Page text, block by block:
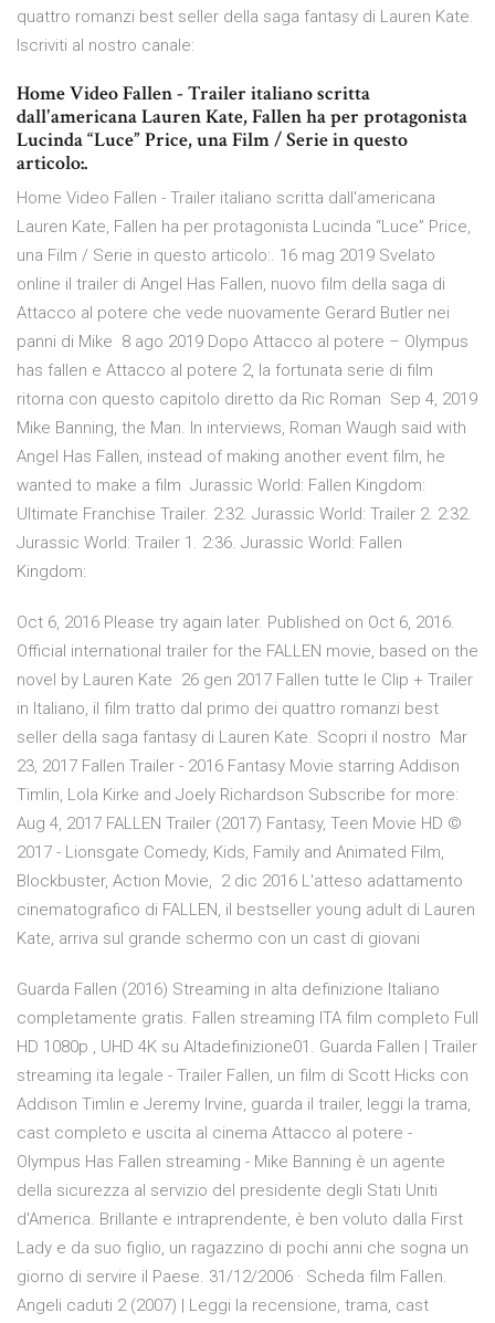
quattro romanzi best seller della saga fantasy di Lauren Kate.
Iscriviti al nostro canale:
Home Video Fallen - Trailer italiano scritta
dall'americana Lauren Kate, Fallen ha per protagonista
Lucinda “Luce” Price, una Film / Serie in questo
articolo:.
Home Video Fallen - Trailer italiano scritta dall'americana
Lauren Kate, Fallen ha per protagonista Lucinda “Luce” Price,
una Film / Serie in questo articolo:. 16 mag 2019 Svelato
online il trailer di Angel Has Fallen, nuovo film della saga di
Attacco al potere che vede nuovamente Gerard Butler nei
panni di Mike 8 ago 2019 Dopo Attacco al potere – Olympus
has fallen e Attacco al potere 2, la fortunata serie di film
ritorna con questo capitolo diretto da Ric Roman Sep 4, 2019
Mike Banning, the Man. In interviews, Roman Waugh said with
Angel Has Fallen, instead of making another event film, he
wanted to make a film Jurassic World: Fallen Kingdom:
Ultimate Franchise Trailer. 2:32. Jurassic World: Trailer 2. 2:32.
Jurassic World: Trailer 1. 2:36. Jurassic World: Fallen
Kingdom:
Oct 6, 2016 Please try again later. Published on Oct 6, 2016.
Official international trailer for the FALLEN movie, based on the
novel by Lauren Kate 26 gen 2017 Fallen tutte le Clip + Trailer
in Italiano, il film tratto dal primo dei quattro romanzi best
seller della saga fantasy di Lauren Kate. Scopri il nostro Mar
23, 2017 Fallen Trailer - 2016 Fantasy Movie starring Addison
Timlin, Lola Kirke and Joely Richardson Subscribe for more:
Aug 4, 2017 FALLEN Trailer (2017) Fantasy, Teen Movie HD ©
2017 - Lionsgate Comedy, Kids, Family and Animated Film,
Blockbuster, Action Movie, 2 dic 2016 L'atteso adattamento
cinematografico di FALLEN, il bestseller young adult di Lauren
Kate, arriva sul grande schermo con un cast di giovani
Guarda Fallen (2016) Streaming in alta definizione Italiano
completamente gratis. Fallen streaming ITA film completo Full
HD 1080p , UHD 4K su Altadefinizione01. Guarda Fallen | Trailer
streaming ita legale - Trailer Fallen, un film di Scott Hicks con
Addison Timlin e Jeremy Irvine, guarda il trailer, leggi la trama,
cast completo e uscita al cinema Attacco al potere -
Olympus Has Fallen streaming - Mike Banning è un agente
della sicurezza al servizio del presidente degli Stati Uniti
d'America. Brillante e intraprendente, è ben voluto dalla First
Lady e da suo figlio, un ragazzino di pochi anni che sogna un
giorno di servire il Paese. 31/12/2006 · Scheda film Fallen.
Angeli caduti 2 (2007) | Leggi la recensione, trama, cast